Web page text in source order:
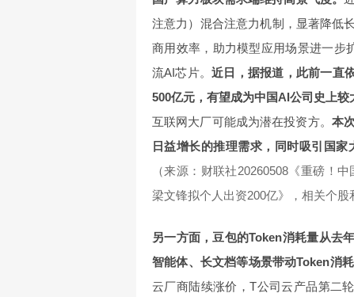
注意力）混合注意力机制，显著降低
商用效率，助力模型应用场景进一步
流AI芯片。近日，据报道，此前一直
500亿元，有望成为中国AI公司史上较
互联网大厂可能成为潜在投资方。 本
日益增长的推理需求，同时吸引国
（来源：财联社20260508《重磅！
梁文锋拟个人出资200亿》，相关个股
另一方面，豆包的Token消耗量从去
智能体、长文档等场景带动Token消
云厂商陆续涨价，T公司云产品第二